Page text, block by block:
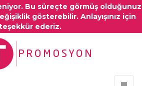
Bu süreçte görmüş olduğunuz
gösterebilir. Anlayışınız için
ederiz.